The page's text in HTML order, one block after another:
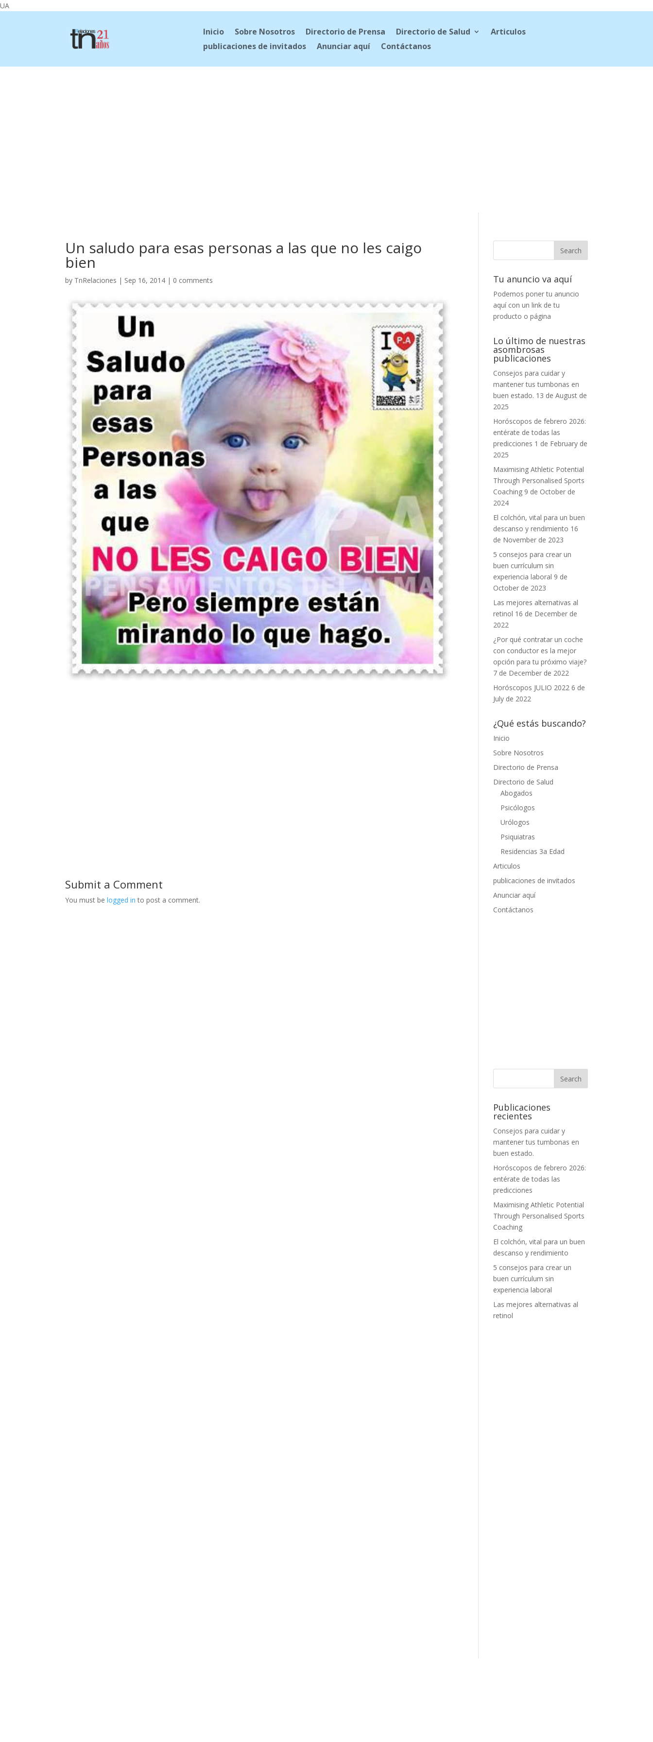
UA
Inicio Sobre Nosotros Directorio de Prensa Directorio de Salud
Articulos
publicaciones de invitados
Anunciar aquí Contáctanos
Un saludo para esas personas a las que no les caigo
bien
by TnRelaciones | Sep 16, 2014 | 0 comments
Submit a Comment
You must belogged in to post a comment.
Tu anuncio va aquí
Podemos poner tu anuncio
aquí con un link de tu
producto o página
Lo último de nuestras
asombrosas
publicaciones
Consejos para cuidar y
mantener tus tumbonas en
buen estado. 13 de August de
2025
Horóscopos de febrero 2026:
entérate de todas las
predicciones 1 de February de
2025
Maximising Athletic Potential
Through Personalised Sports
Coaching 9 de October de
2024
El colchón, vital para un buen
descanso y rendimiento 16
de November de 2023
5 consejos para crear un
buen currículum sin
experiencia laboral 9 de
October de 2023
Las mejores alternativas al
retinol 16 de December de
2022
¿Por qué contratar un coche
con conductor es la mejor
opción para tu próximo viaje?
7 de December de 2022
Horóscopos JULIO 2022 6 de
July de 2022
¿Qué estás buscando?
Inicio
Sobre Nosotros
Directorio de Prensa
Directorio de Salud
Abogados
Psicólogos
Urólogos
Psiquiatras
Residencias 3a Edad
Articulos
publicaciones de invitados
Anunciar aquí
Contáctanos
Publicaciones
recientes
Consejos para cuidar y
mantener tus tumbonas en
buen estado.
Horóscopos de febrero 2026:
entérate de todas las
predicciones
Maximising Athletic Potential
Through Personalised Sports
Coaching
El colchón, vital para un buen
descanso y rendimiento
5 consejos para crear un
buen currículum sin
experiencia laboral
Las mejores alternativas al
retinol